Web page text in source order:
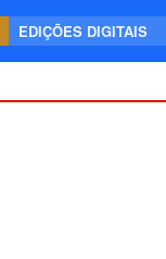
EDIÇÕES DIGITAIS